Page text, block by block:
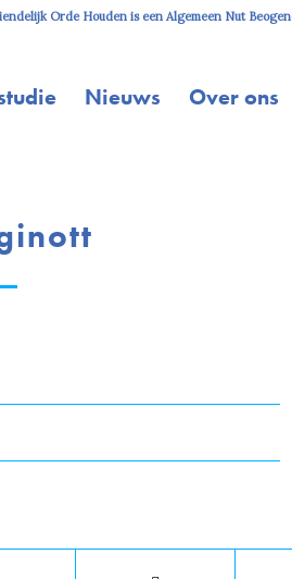
Orde Houden is een Algemeen Nut
Nieuws Over ons